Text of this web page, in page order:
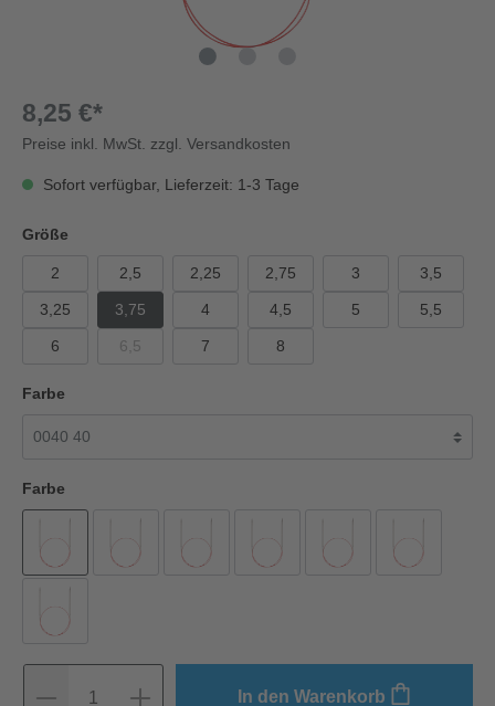
8,25 €*
Preise inkl. MwSt. zzgl. Versandkosten
Sofort verfügbar, Lieferzeit: 1-3 Tage
Größe
2 2,5 2,25 2,75 3 3,5
3,25 3,75 4 4,5 5 5,5
6 6,5 7 8
Farbe
Farbe
1 In den Warenkorb